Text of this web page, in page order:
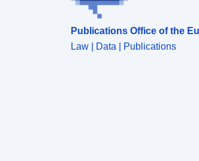
Publications Office of the
Law | Data | Publications